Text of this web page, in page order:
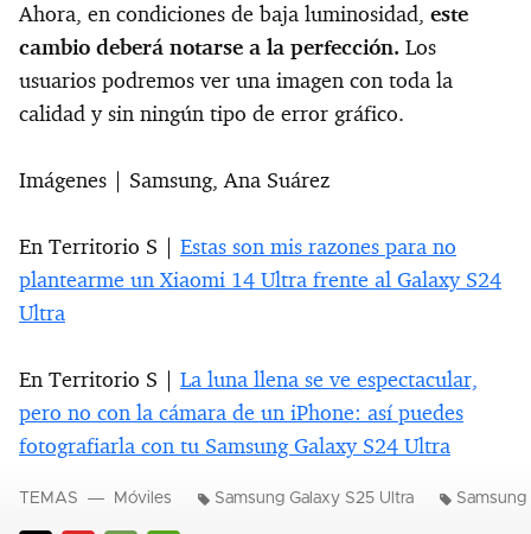
Ahora, en condiciones de baja luminosidad, este
cambio deberá notarse a la perfección. Los
usuarios podremos ver una imagen con toda la
calidad y sin ningún tipo de error gráfico.
Imágenes | Samsung, Ana Suárez
En Territorio S | Estas son mis razones para no
plantearme un Xiaomi 14 Ultra frente al Galaxy S24
Ultra
En Territorio S | La luna llena se ve espectacular,
pero no con la cámara de un iPhone: así puedes
fotografiarla con tu Samsung Galaxy S24 Ultra
TEMAS Móviles Samsung Galaxy S25 Ultra